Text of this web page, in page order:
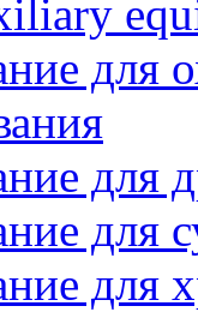
для
для
для
для